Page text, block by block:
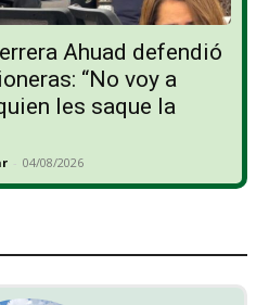
Ahuad defendió
“No voy a
les saque la
- 04/08/2026